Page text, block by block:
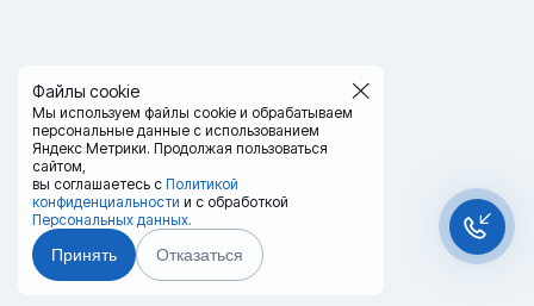
Файлы cookie
Мы используем файлы cookie и обрабатываем
персональные данные с использованием
Яндекс Метрики. Продолжая пользоваться
сайтом,
вы соглашаетесь с Политикой
конфиденциальности и с обработкой
Персональных данных.
Принять Отказаться